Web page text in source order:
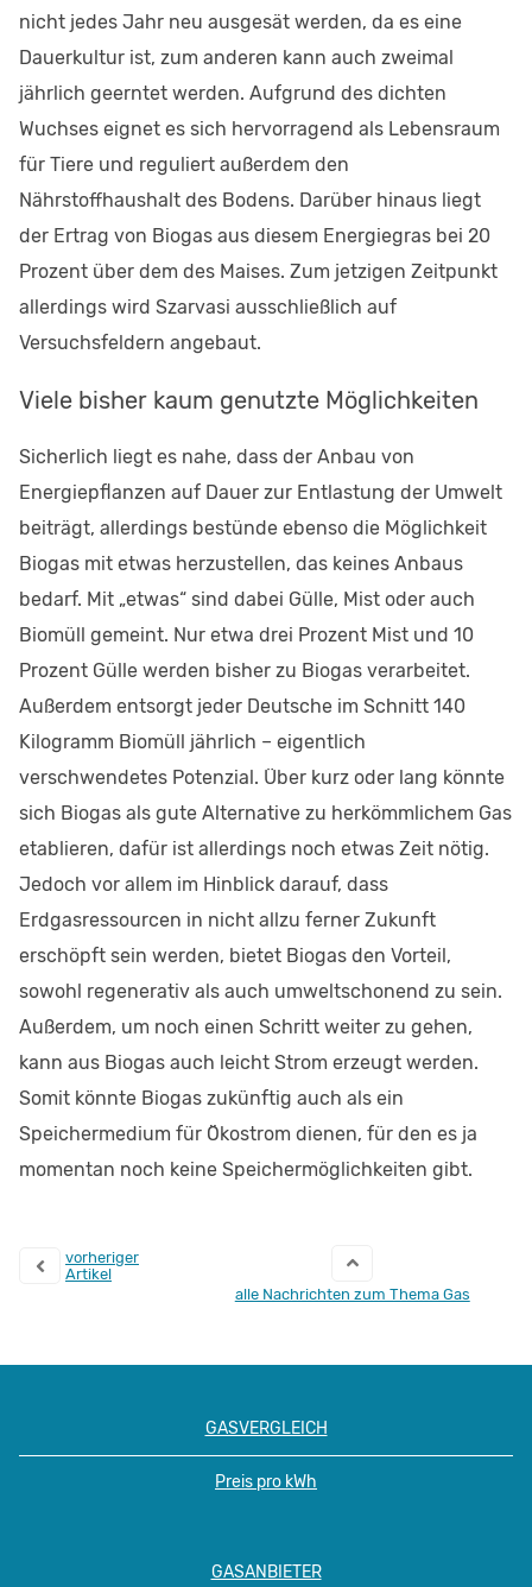
nicht jedes Jahr neu ausgesät werden, da es eine
Dauerkultur ist, zum anderen kann auch zweimal
jährlich geerntet werden. Aufgrund des dichten
Wuchses eignet es sich hervorragend als Lebensraum
für Tiere und reguliert außerdem den
Nährstoffhaushalt des Bodens. Darüber hinaus liegt
der Ertrag von Biogas aus diesem Energiegras bei 20
Prozent über dem des Maises. Zum jetzigen Zeitpunkt
allerdings wird Szarvasi ausschließlich auf
Versuchsfeldern angebaut.
Viele bisher kaum genutzte Möglichkeiten
Sicherlich liegt es nahe, dass der Anbau von
Energiepflanzen auf Dauer zur Entlastung der Umwelt
beiträgt, allerdings bestünde ebenso die Möglichkeit
Biogas mit etwas herzustellen, das keines Anbaus
bedarf. Mit „etwas“ sind dabei Gülle, Mist oder auch
Biomüll gemeint. Nur etwa drei Prozent Mist und 10
Prozent Gülle werden bisher zu Biogas verarbeitet.
Außerdem entsorgt jeder Deutsche im Schnitt 140
Kilogramm Biomüll jährlich – eigentlich
verschwendetes Potenzial. Über kurz oder lang könnte
sich Biogas als gute Alternative zu herkömmlichem Gas
etablieren, dafür ist allerdings noch etwas Zeit nötig.
Jedoch vor allem im Hinblick darauf, dass
Erdgasressourcen in nicht allzu ferner Zukunft
erschöpft sein werden, bietet Biogas den Vorteil,
sowohl regenerativ als auch umweltschonend zu sein.
Außerdem, um noch einen Schritt weiter zu gehen,
kann aus Biogas auch leicht Strom erzeugt werden.
Somit könnte Biogas zukünftig auch als ein
Speichermedium für Ökostrom dienen, für den es ja
momentan noch keine Speichermöglichkeiten gibt.
vorheriger
Artikel
alle Nachrichten zum Thema Gas
GASVERGLEICH
Preis pro kWh
GASANBIETER